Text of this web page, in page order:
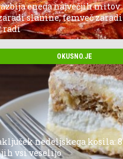
enega največjih
slanine, temveč
radi
OKUSNO.JE
nedeljskega kosila:
jih vsi veselijo